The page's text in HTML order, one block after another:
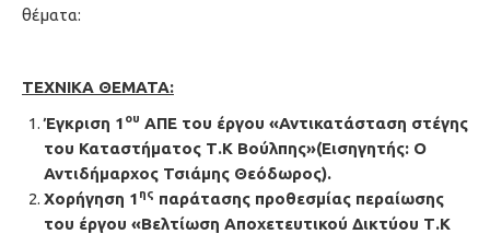
θέματα:
ΤΕΧΝΙΚΑ ΘΕΜΑΤΑ:
Έγκριση 1 ου ΑΠΕ του έργου «Αντικατάσταση στέγης
του Καταστήματος Τ.Κ Βούλπης»(Εισηγητής: Ο
Αντιδήμαρχος Τσιάμης Θεόδωρος).
Χορήγηση 1 ης παράτασης προθεσμίας περαίωσης
του έργου «Βελτίωση Αποχετευτικού Δικτύου Τ.Κ